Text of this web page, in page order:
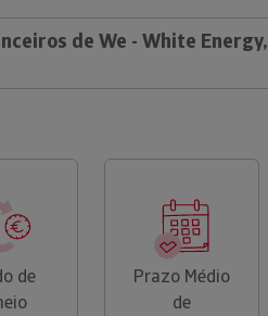
de We - White Energy,
de
Prazo Médio
de